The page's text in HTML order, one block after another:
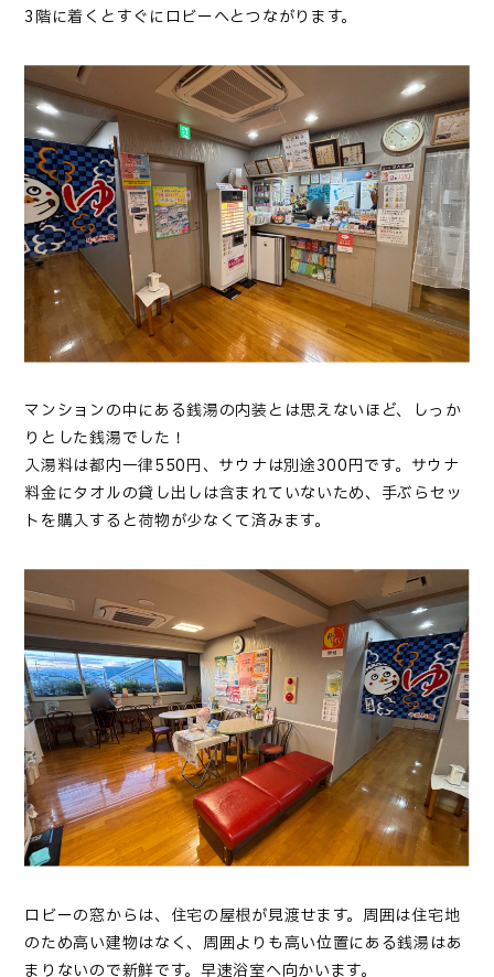
3階に着くとすぐにロビーへとつながります。
マンションの中にある銭湯の内装とは思えないほど、しっか
りとした銭湯でした！
入湯料は都内一律550円、サウナは別途300円です。サウナ
料金にタオルの貸し出しは含まれていないため、手ぶらセッ
トを購入すると荷物が少なくて済みます。
ロビーの窓からは、住宅の屋根が見渡せます。周囲は住宅地
のため高い建物はなく、周囲よりも高い位置にある銭湯はあ
まりないので新鮮です。早速浴室へ向かいます。